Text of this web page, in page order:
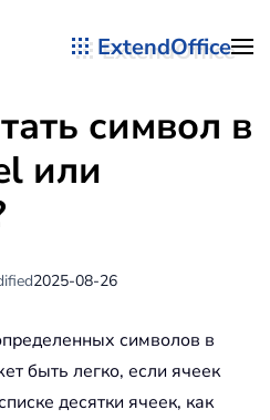
ExtendOffice
символ в
или
2025-08-26
символов в
быть легко, если ячеек
десятки ячеек, как